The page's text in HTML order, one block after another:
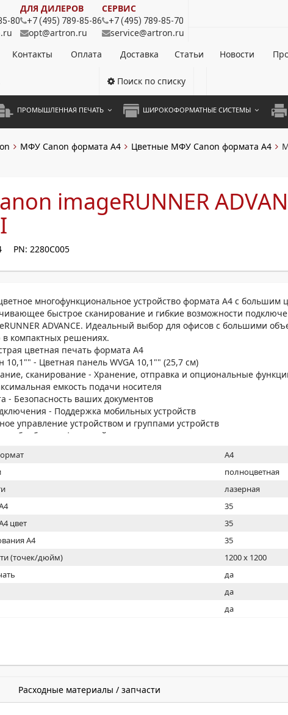
80
ДЛЯ ДИЛЕРОВ
+7 (495) 789-85-86
opt@artron.ru
СЕРВИС
+7 (495) 789-85-70
service@artron.ru
Контакты Оплата Доставка Статьи Новости
Поиск по списку
ПРОМЫШЛЕННАЯ ПЕЧАТЬ ШИРОКОФОРМАТНЫЕ СИСТЕМЫ
А4
МФУ Canon формата А4 Цветные МФУ Canon формата А4
imageRUNNER
PN: 2280C005
многофункциональное устройство формата A4 с
быстрое сканирование и гибкие возможности
ADVANCE. Идеальный выбор для офисов с большими
в компактных решениях.
цветная печать формата A4
10,1"" - Цветная панель WVGA 10,1"" (25,7 см)
сканирование - Хранение, отправка и опциональные
емкость подачи носителя
- Безопасность ваших документов
- Поддержка мобильных устройств
управление устройством и группами устройств
обработка с функцией сшивания
A4
полноцветная
лазерная
35
цвет
35
А4
35
(точек/дюйм)
1200 x 1200
да
да
да
Расходные материалы / запчасти